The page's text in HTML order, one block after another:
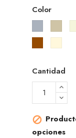
Color
pardo
Cantidad

opciones